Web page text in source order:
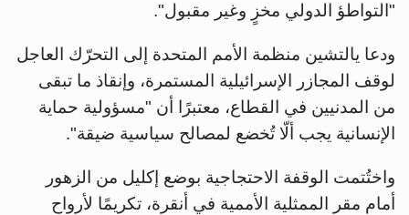
"التواطؤ الدولي مخزٍ وغير مقبول".
ودعا يالتشين منظمة الأمم المتحدة إلى التحرّك العاجل
لوقف المجازر الإسرائيلية المستمرة، وإنقاذ ما تبقى
من المدنيين في القطاع، معتبرًا أن "مسؤولية حماية
الإنسانية يجب ألّا تُخضع لمصالح سياسية ضيقة".
واختُتمت الوقفة الاحتجاجية بوضع إكليل من الزهور
أمام مقر الممثلية الأممية في أنقرة، تكريمًا لأرواح